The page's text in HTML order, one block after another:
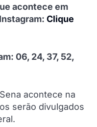
acontece em
Clique
06, 24, 37, 52,
acontece na
serão divulgados